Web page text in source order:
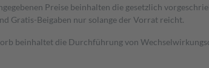
Preise beinhalten die gesetzlich
Gratis-Beigaben nur solange der Vorrat reicht.
beinhaltet die Durchführung von